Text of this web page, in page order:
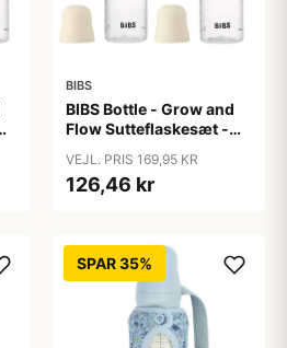
BIBS
BIBS Bottle - Grow and
Flow Sutteflaskesæt -
150ml/270ml - 2-Pak -
Ivory
VEJL. PRIS 169,95 KR
126,46 kr
SPAR 35%